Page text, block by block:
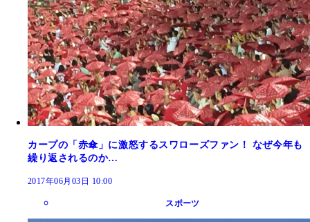
カープの「赤傘」に激怒するスワローズファン！ なぜ今年も
繰り返されるのか…
2017年06月03日 10:00
スポーツ